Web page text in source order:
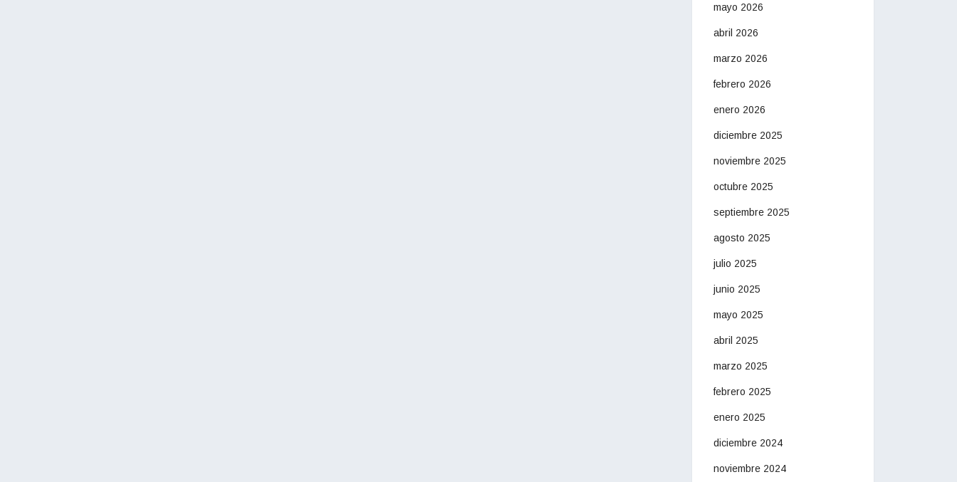
mayo 2026
abril 2026
marzo 2026
febrero 2026
enero 2026
diciembre 2025
noviembre 2025
octubre 2025
septiembre 2025
agosto 2025
julio 2025
junio 2025
mayo 2025
abril 2025
marzo 2025
febrero 2025
enero 2025
diciembre 2024
noviembre 2024